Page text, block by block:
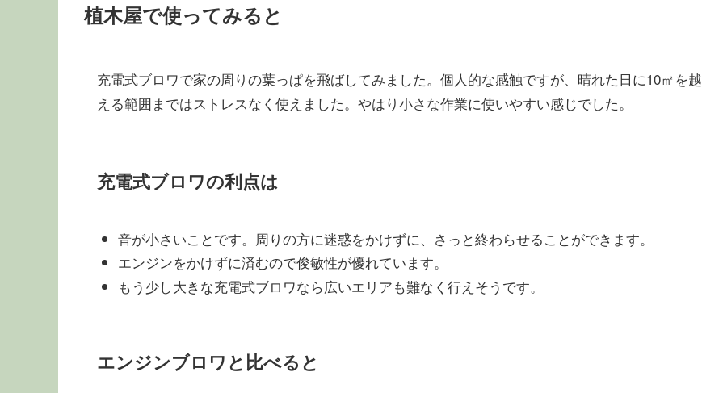
植木屋で使ってみると
充電式ブロワで家の周りの葉っぱを飛ばしてみました。個人的な感触ですが、晴れた日に10㎡を越
える範囲まではストレスなく使えました。やはり小さな作業に使いやすい感じでした。
充電式ブロワの利点は
音が小さいことです。周りの方に迷惑をかけずに、さっと終わらせることができます。
エンジンをかけずに済むので俊敏性が優れています。
もう少し大きな充電式ブロワなら広いエリアも難なく行えそうです。
エンジンブロワと比べると